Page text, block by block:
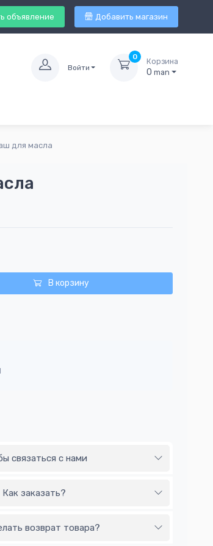
объявление Добавить магазин
Войти
0
Корзина
0 man
для масла
В корзину
связаться с нами
Как заказать?
возврат товара?